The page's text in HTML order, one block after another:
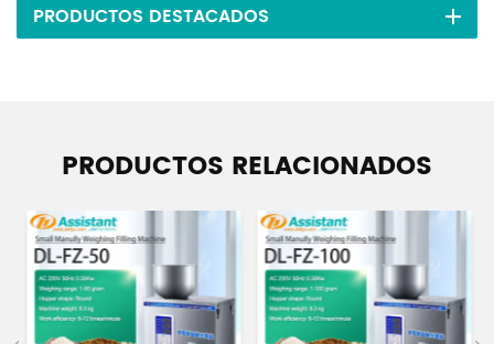
PRODUCTOS DESTACADOS
PRODUCTOS RELACIONADOS